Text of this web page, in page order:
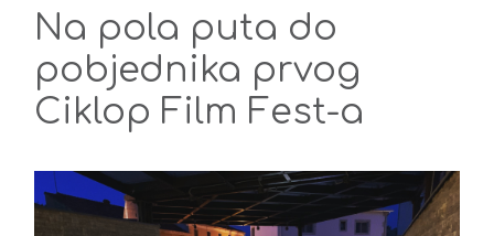
Na pola puta do
pobjednika prvog
Ciklop Film Fest-a